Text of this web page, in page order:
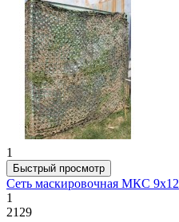
1
Быстрый просмотр
Сеть маскировочная МКС 9х12
1
2129